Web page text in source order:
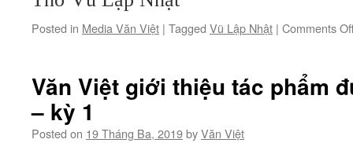
Posted in Media Văn Việt | Tagged Vũ Lập Nhật | Comments
Văn Việt giới thiệu tác phẩm
– kỳ 1
Posted on 19 Tháng Ba, 2019byVăn Việt